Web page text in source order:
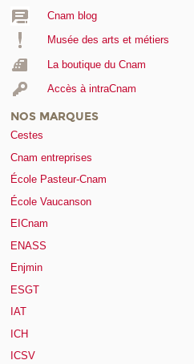
Cnam blog
Musée des arts et métiers
La boutique du Cnam
Accès à intraCnam
NOS MARQUES
Cestes
Cnam entreprises
École Pasteur-Cnam
École Vaucanson
EICnam
ENASS
Enjmin
ESGT
IAT
ICH
ICSV